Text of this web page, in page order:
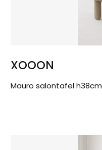
XOOON
Mauro salontafel h38cm